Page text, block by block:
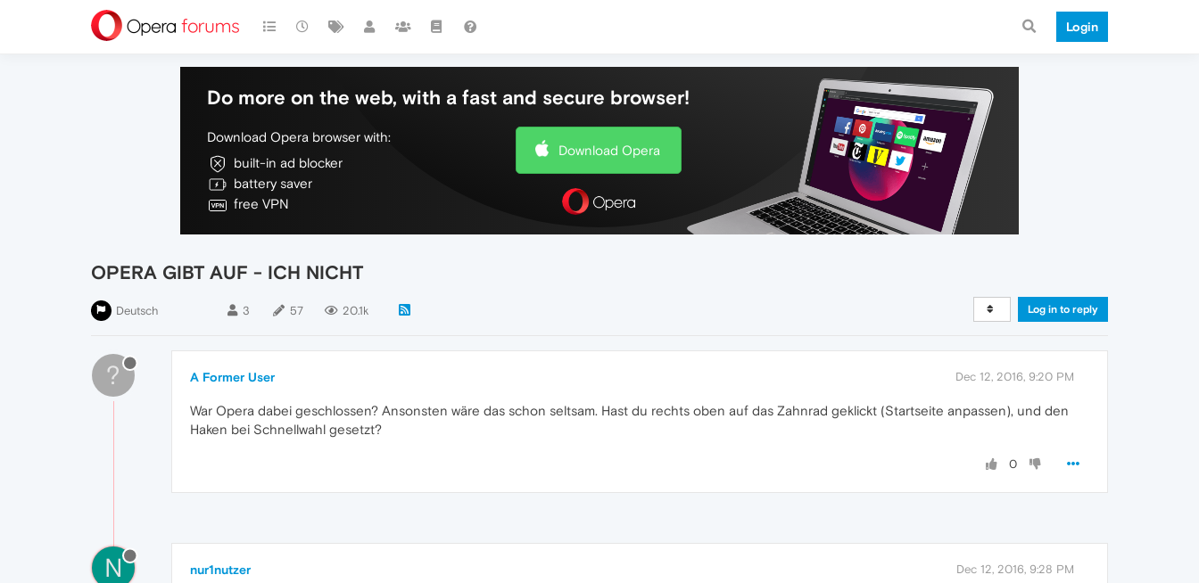
Login
Do more on the web, with a fast and secure browser!
Download Opera browser with:
built-in ad blocker
battery saver
free VPN
Download Opera
OPERA GIBT AUF - ICH NICHT
Deutsch 3 57 20.1k Log in to reply
? A Former User Dec 12, 2016, 9:20 PM
War Opera dabei geschlossen? Ansonsten wäre das schon seltsam. Hast du rechts oben auf das Zahnrad geklickt (Startseite anpassen), und den
Haken bei Schnellwahl gesetzt?
0
N nur1nutzer Dec 12, 2016, 9:28 PM